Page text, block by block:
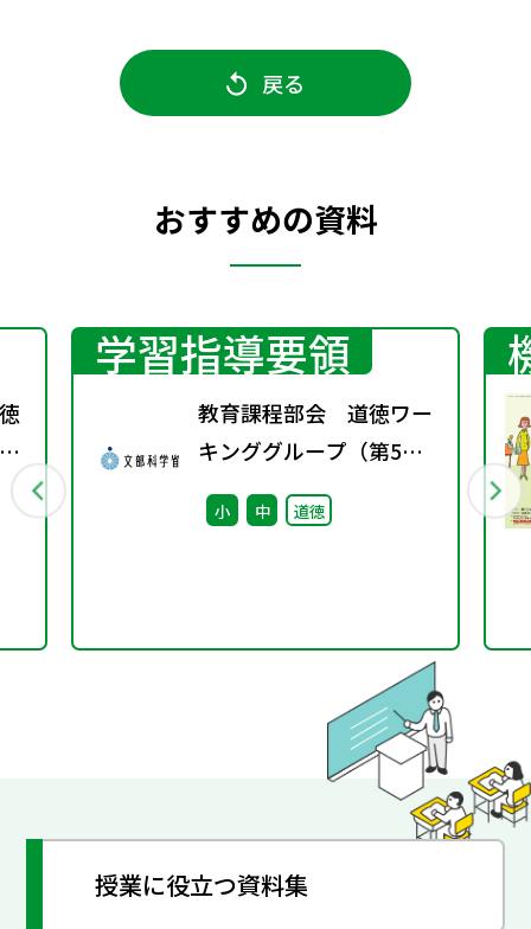
戻る
おすすめの資料
学習指導要領
教育課程部会 道徳ワー
キンググループ（第5
回） 配付資料
小 中 道徳
授業に役立つ資料集